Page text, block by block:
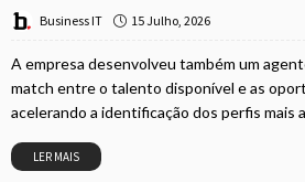
Business IT 15 Julho, 2026
A empresa desenvolveu também um
match entre o talento disponível e as
acelerando a identificação dos perfis mais
LER MAIS